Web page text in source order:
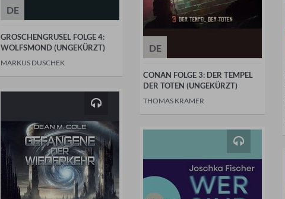
DE
GROSCHENGRUSEL FOLGE 4:
WOLFSMOND (UNGEKÜRZT)
MARKUS DUSCHEK
DE
CONAN FOLGE 3: DER TEMPEL
DER TOTEN (UNGEKÜRZT)
THOMAS KRAMER